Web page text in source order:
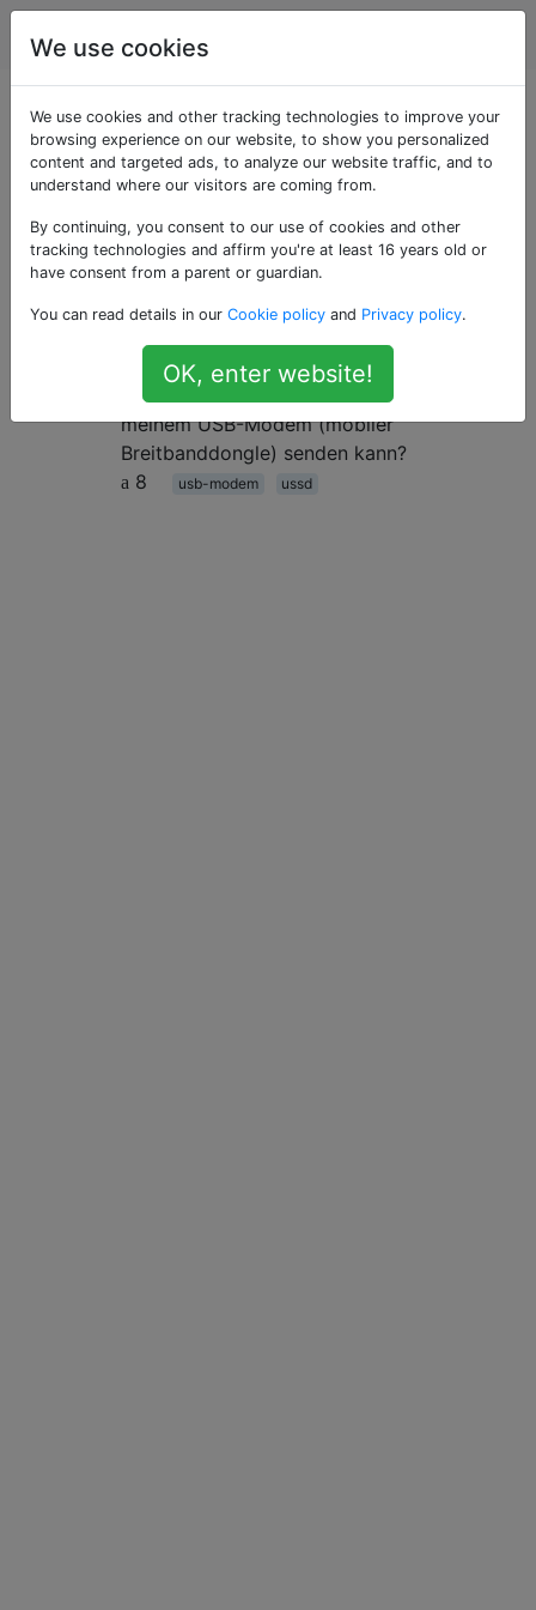
Ubuntu
Als «ussd» getaggte
Fragen
8
Balance des GSM USB Modems
mit USSD
Gibt es einige Tools oder Befehle, mit
des Guthabens und des
Datengleichgewichts der GSM-SIM-Karte in
meinem USB-Modem (mobiler
Breitbanddongle) senden kann?
8
usb-modem ussd
We use cookies
We use cookies and other tracking technologies to improve your
browsing experience on our website, to show you personalized
content and targeted ads, to analyze our website traffic, and to
understand where our visitors are coming from.
By continuing, you consent to our use of cookies and other
tracking technologies and affirm you're at least 16 years old or
have consent from a parent or guardian.
You can read details in our Cookie policy and Privacy policy.
OK, enter website!